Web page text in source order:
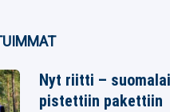
Nyt riitti –
pistettiin pakettiin